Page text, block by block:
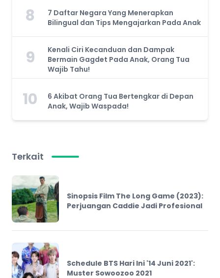
8
7 Daftar Negara Yang Menerapkan
Bilingual dan Tips Mengajarkan Pada Anak
9
Kenali Ciri Kecanduan dan Dampak
Bermain Gagdet Pada Anak, Orang Tua
Wajib Tahu!
10
6 Akibat Orang Tua Bertengkar di Depan
Anak, Wajib Waspada!
Terkait
Sinopsis Film The Long Game (2023):
Perjuangan Caddie Jadi Profesional
Schedule BTS Hari Ini '14 Juni 2021':
Muster Sowoozoo 2021